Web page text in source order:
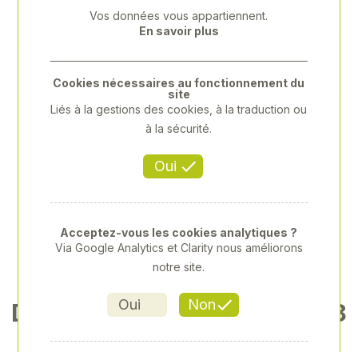
DENT DE FOURCHE Ø36 LG 8
00 M22X1.5 CL PR
Vos données vous appartiennent.
En savoir plus
Oui
Cookies nécessaires au fonctionnement du
site
Liés à la gestions des cookies, à la traduction ou
à la sécurité.
Oui Non
Acceptez-vous les cookies analytiques ?
Via Google Analytics et Clarity nous améliorons
notre site.